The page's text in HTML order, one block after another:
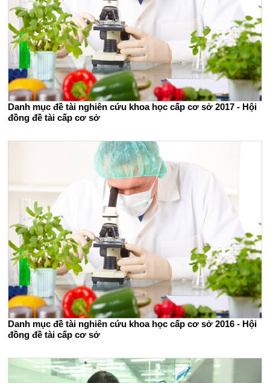
Danh mục đề tài nghiên cứu khoa học cấp cơ sở 2017 - Hội
đồng đề tài cấp cơ sở
Danh mục đề tài nghiên cứu khoa học cấp cơ sở 2016 - Hội
đồng đề tài cấp cơ sở